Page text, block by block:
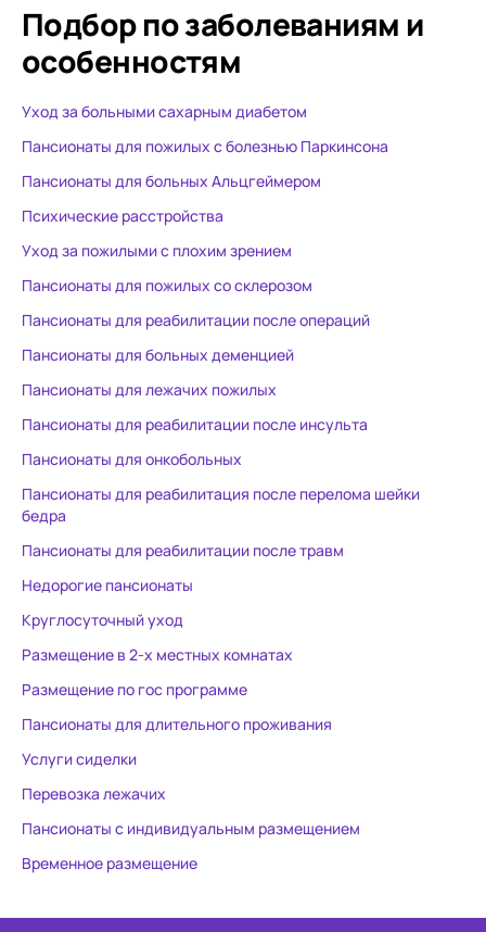
Подбор по заболеваниям и
особенностям
Уход за больными сахарным диабетом
Пансионаты для пожилых с болезнью Паркинсона
Пансионаты для больных Альцгеймером
Психические расстройства
Уход за пожилыми с плохим зрением
Пансионаты для пожилых со склерозом
Пансионаты для реабилитации после операций
Пансионаты для больных деменцией
Пансионаты для лежачих пожилых
Пансионаты для реабилитации после инсульта
Пансионаты для онкобольных
Пансионаты для реабилитация после перелома шейки
бедра
Пансионаты для реабилитации после травм
Недорогие пансионаты
Круглосуточный уход
Размещение в 2-х местных комнатах
Размещение по гос программе
Пансионаты для длительного проживания
Услуги сиделки
Перевозка лежачих
Пансионаты с индивидуальным размещением
Временное размещение